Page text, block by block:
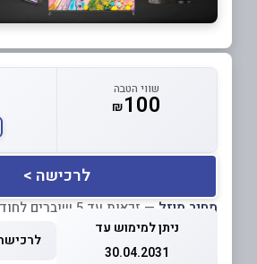
שווי הטבה
₪100
לרכישה >
מחיר מוזל — זכאות עד 5 שוברים לחודש קלנדרי
ניתן למימוש עד
30.04.2031
לרכישה עד